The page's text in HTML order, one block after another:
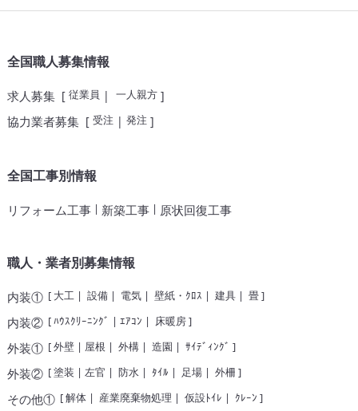
全国職人募集情報
求人募集[ 従業員| 一人親方]
協力業者募集[ 受注| 発注]
全国工事別情報
リフォーム工事| 新築工事| 原状回復工事
職人・業者別募集情報
内装①[ 大工| 設備| 電気| 壁紙・ｸﾛｽ | 建具| 畳]
内装②[ﾊｳｽｸﾘｰﾆﾝｸﾞ | ｴｱｺﾝ | 床暖房]
外装①[外壁| 屋根 | 外構| 造園 | ｻｲﾃﾞｨﾝｸﾞ ]
外装②[塗装 | 左官 | 防水| ﾀｲﾙ | 足場| 外柵 ]
その他①[解体| 産業廃棄物処理 | 仮設ﾄｲﾚ | ｸﾚｰﾝ ]